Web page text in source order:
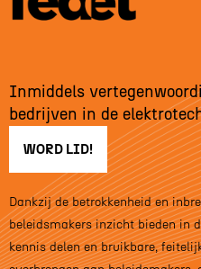
Inmiddels
bedrijven in de
WORD LID!
Dankzij de betrokkenheid en
beleidsmakers inzicht bieden in
kennis delen en bruikbare,